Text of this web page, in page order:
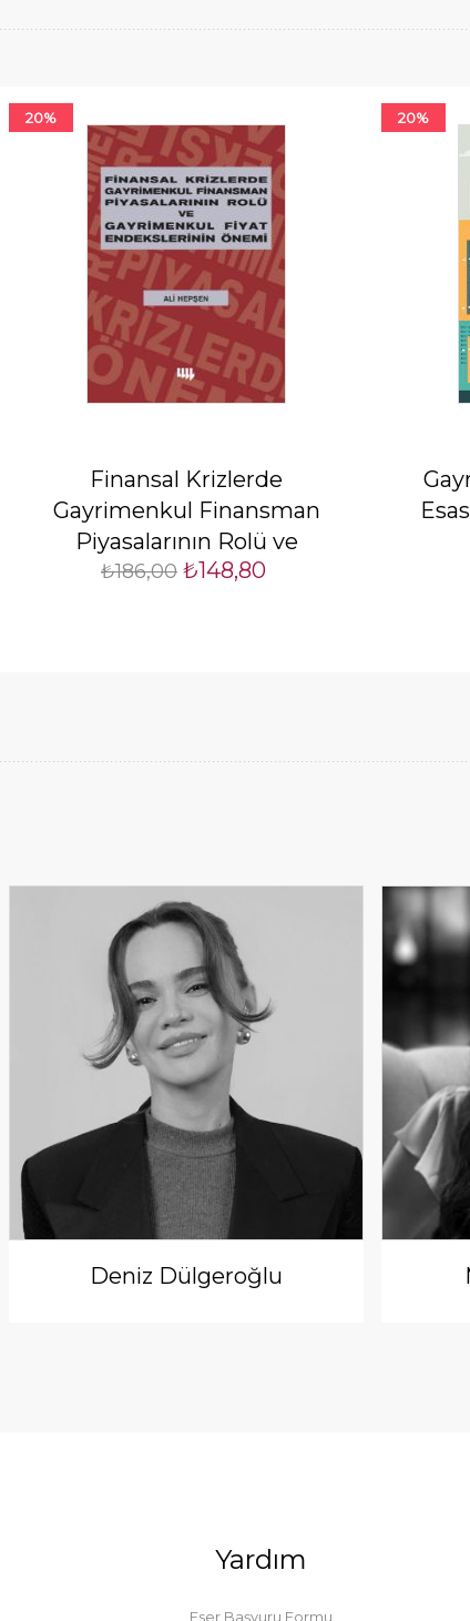
20%
Finansal Krizlerde
Gayrimenkul Finansman
Piyasalarının Rolü ve
Gayrimenkul Fiyat
₺186,00 ₺148,80
20%
Deniz Dülgeroğlu
Yardım
Eser Başvuru Formu